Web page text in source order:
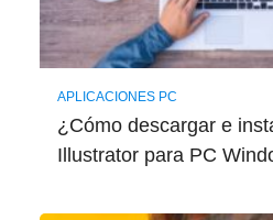
APLICACIONES PC
¿Cómo descargar e
Illustrator para PC